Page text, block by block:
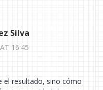
Silva
16:45
el resultado, sino cómo